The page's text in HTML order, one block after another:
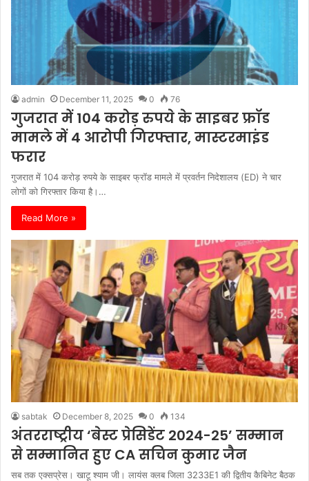
admin December 11, 2025 0 76
गुजरात में 104 करोड़ रुपये के साइबर फ्रॉड
मामले में 4 आरोपी गिरफ्तार, मास्टरमाइंड
फरार
गुजरात में 104 करोड़ रुपये के साइबर फ्रॉड मामले में प्रवर्तन निदेशालय (ED) ने चार
लोगों को गिरफ्तार किया है।…
Read More »
sabtak December 8, 2025 0 134
अंतरराष्ट्रीय ‘बेस्ट प्रेसिडेंट 2024-25’ सम्मान
से सम्मानित हुए CA सचिन कुमार जैन
सब तक एक्सप्रेस। खाटू श्याम जी। लायंस क्लब जिला 3233E1 की द्वितीय कैबिनेट बैठक